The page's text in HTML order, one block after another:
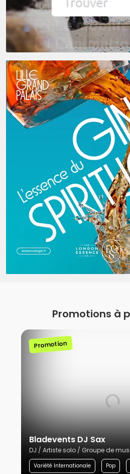
Promotions à
Promotion
Bladevents DJ Sax
DJ / Artiste solo / Groupe de
Variété Internationale Pop